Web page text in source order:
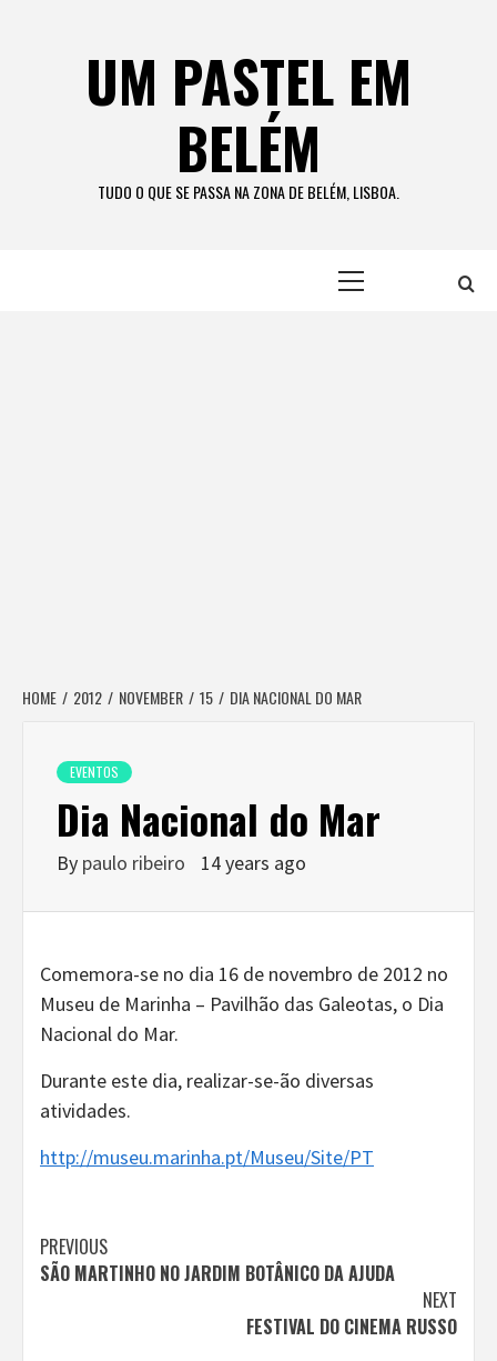
UM PASTEL EM
BELÉM
TUDO O QUE SE PASSA NA ZONA DE BELÉM, LISBOA.
HOME 2012 NOVEMBER 15 DIA NACIONAL DO MAR
EVENTOS
Dia Nacional do Mar
By paulo ribeiro 14 years ago
Comemora-se no dia 16 de novembro de 2012 no
Museu de Marinha – Pavilhão das Galeotas, o Dia
Nacional do Mar.
Durante este dia, realizar-se-ão diversas
atividades.
http://museu.marinha.pt/Museu/Site/PT
Continue
Reading
PREVIOUS
SÃO MARTINHO NO JARDIM BOTÂNICO DA AJUDA
NEXT
FESTIVAL DO CINEMA RUSSO